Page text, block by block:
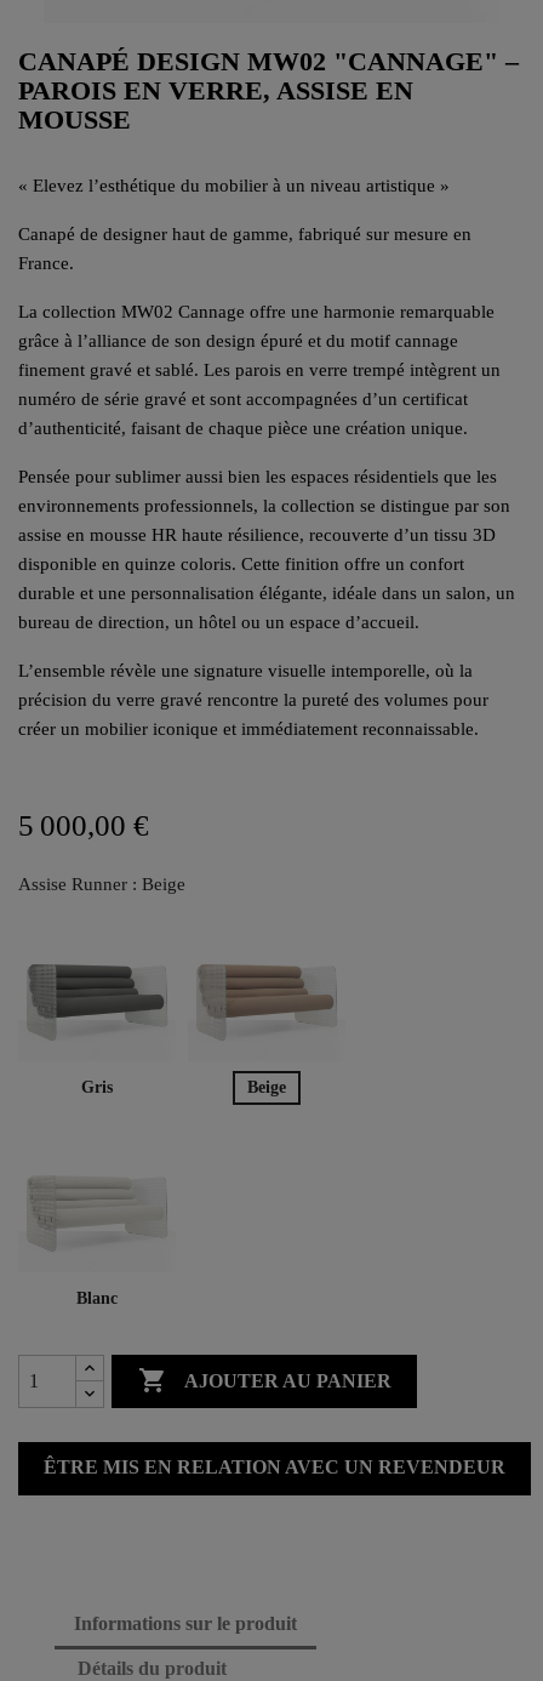
CANAPÉ DESIGN MW02 "CANNAGE" –
PAROIS EN VERRE, ASSISE EN
MOUSSE
« Elevez l’esthétique du mobilier à un niveau artistique »
Canapé de designer haut de gamme, fabriqué sur mesure en
France.
La collection MW02 Cannage offre une harmonie remarquable
grâce à l’alliance de son design épuré et du motif cannage
finement gravé et sablé. Les parois en verre trempé intègrent un
numéro de série gravé et sont accompagnées d’un certificat
d’authenticité, faisant de chaque pièce une création unique.
Pensée pour sublimer aussi bien les espaces résidentiels que les
environnements professionnels, la collection se distingue par son
assise en mousse HR haute résilience, recouverte d’un tissu 3D
disponible en quinze coloris. Cette finition offre un confort
durable et une personnalisation élégante, idéale dans un salon, un
bureau de direction, un hôtel ou un espace d’accueil.
L’ensemble révèle une signature visuelle intemporelle, où la
précision du verre gravé rencontre la pureté des volumes pour
créer un mobilier iconique et immédiatement reconnaissable.
5 000,00 €
Assise Runner : Beige
Gris Beige
Blanc
 AJOUTER AU PANIER
ÊTRE MIS EN RELATION AVEC UN REVENDEUR
Informations sur le produit
Détails du produit